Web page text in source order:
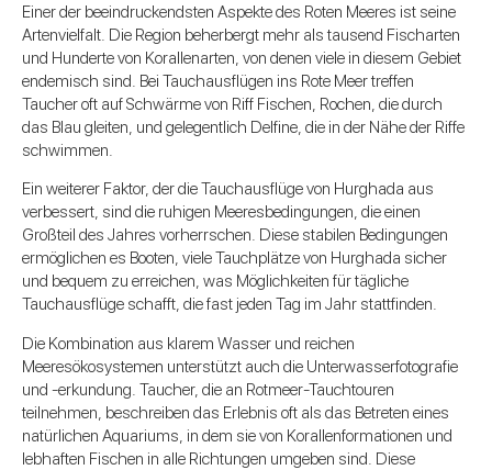
Einer der beeindruckendsten Aspekte des Roten Meeres ist seine
Artenvielfalt. Die Region beherbergt mehr als tausend Fischarten
und Hunderte von Korallenarten, von denen viele in diesem Gebiet
endemisch sind. Bei Tauchausflügen ins Rote Meer treffen
Taucher oft auf Schwärme von Riff Fischen, Rochen, die durch
das Blau gleiten, und gelegentlich Delfine, die in der Nähe der Riffe
schwimmen.
Ein weiterer Faktor, der die Tauchausflüge von Hurghada aus
verbessert, sind die ruhigen Meeresbedingungen, die einen
Großteil des Jahres vorherrschen. Diese stabilen Bedingungen
ermöglichen es Booten, viele Tauchplätze von Hurghada sicher
und bequem zu erreichen, was Möglichkeiten für tägliche
Tauchausflüge schafft, die fast jeden Tag im Jahr stattfinden.
Die Kombination aus klarem Wasser und reichen
Meeresökosystemen unterstützt auch die Unterwasserfotografie
und -erkundung. Taucher, die an Rotmeer-Tauchtouren
teilnehmen, beschreiben das Erlebnis oft als das Betreten eines
natürlichen Aquariums, in dem sie von Korallenformationen und
lebhaften Fischen in alle Richtungen umgeben sind. Diese